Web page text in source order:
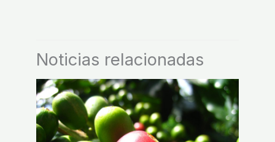
Noticias relacionadas